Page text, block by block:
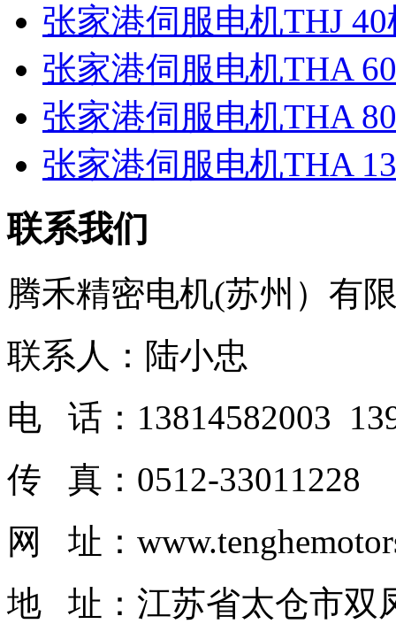
张家港伺服电机THJ
张家港伺服电机THA
张家港伺服电机THA
张家港伺服电机THA
联系我们
腾禾精密电机(苏州）有
联系人：陆小忠
电 话：13814582003
传 真：0512-33011228
网 址：
地 址：江苏省太仓市双